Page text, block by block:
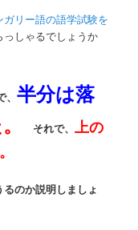
リー語の語学試験を
しゃるでしょうか
、半分は落
それで、 上の
のか説明しましょ